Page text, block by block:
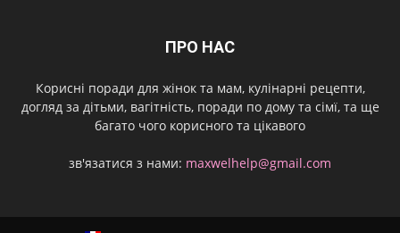
ПРО НАС
Корисні поради для жінок та мам, кулінарні рецепти,
догляд за дітьми, вагітність, поради по дому та сімї, та ще
багато чого корисного та цікавого
зв'язатися з нами: maxwelhelp@gmail.com